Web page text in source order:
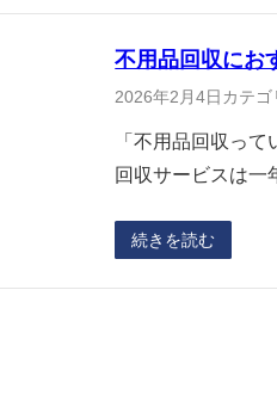
不用品回収にお
2026年2月4日 カテ
「不用品回収っ
回収サービスは一
続きを読む